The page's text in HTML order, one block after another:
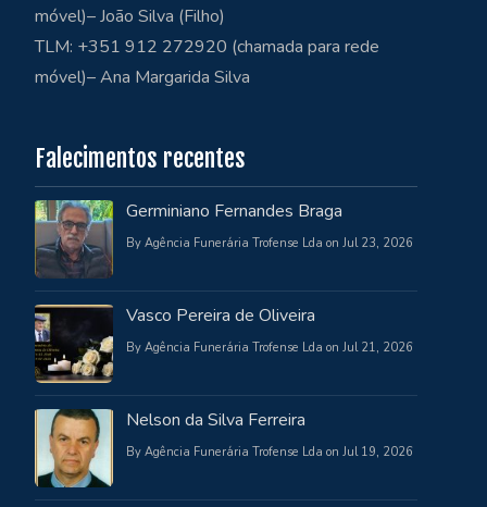
móvel)– João Silva (Filho)
TLM: +351 912 272920 (chamada para rede
móvel)– Ana Margarida Silva
Falecimentos recentes
Germiniano Fernandes Braga
By Agência Funerária Trofense Lda on Jul 23, 2026
Vasco Pereira de Oliveira
By Agência Funerária Trofense Lda on Jul 21, 2026
Nelson da Silva Ferreira
By Agência Funerária Trofense Lda on Jul 19, 2026